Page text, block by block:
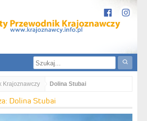
Krajoznawczy Dolina Stubai
Dolina Stubai